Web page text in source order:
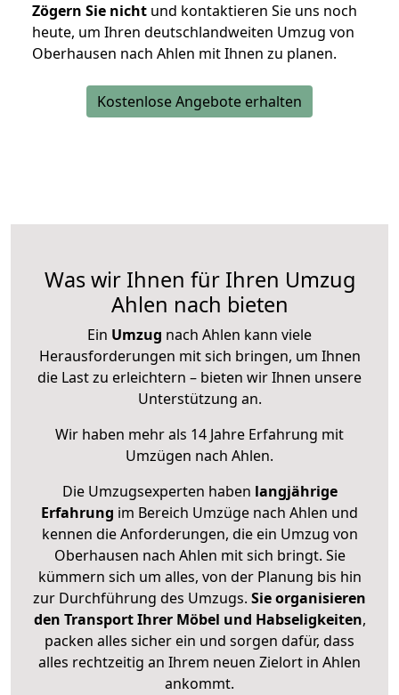
Zögern Sie nicht und kontaktieren Sie uns noch
heute, um Ihren deutschlandweiten Umzug von
Oberhausen nach Ahlen mit Ihnen zu planen.
Kostenlose Angebote erhalten
Was wir Ihnen für Ihren Umzug
Ahlen nach bieten
Ein Umzug nach Ahlen kann viele
Herausforderungen mit sich bringen, um Ihnen
die Last zu erleichtern – bieten wir Ihnen unsere
Unterstützung an.
Wir haben mehr als 14 Jahre Erfahrung mit
Umzügen nach Ahlen.
Die Umzugsexperten haben langjährige
Erfahrung im Bereich Umzüge nach Ahlen und
kennen die Anforderungen, die ein Umzug von
Oberhausen nach Ahlen mit sich bringt. Sie
kümmern sich um alles, von der Planung bis hin
zur Durchführung des Umzugs. Sie organisieren
den Transport Ihrer Möbel und Habseligkeiten,
packen alles sicher ein und sorgen dafür, dass
alles rechtzeitig an Ihrem neuen Zielort in Ahlen
ankommt.